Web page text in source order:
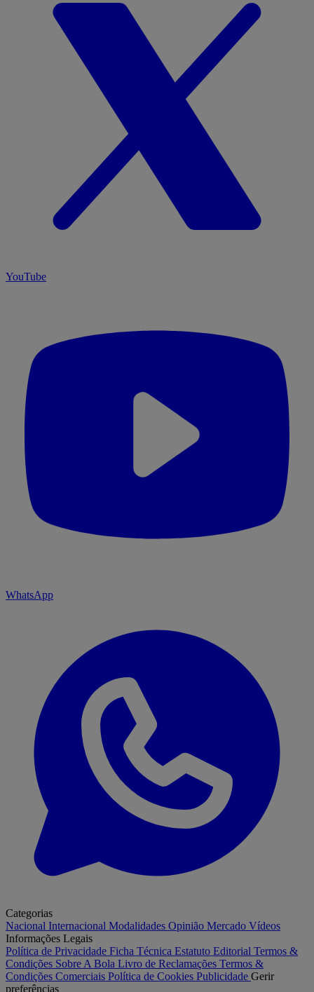
YouTube
WhatsApp
Categorias
Nacional Internacional Modalidades Opinião Mercado Vídeos
Informações Legais
Política de Privacidade Ficha Técnica Estatuto Editorial Termos &
Condições Sobre A Bola Livro de Reclamações Termos &
Condições Comerciais Política de Cookies Publicidade Gerir
preferências